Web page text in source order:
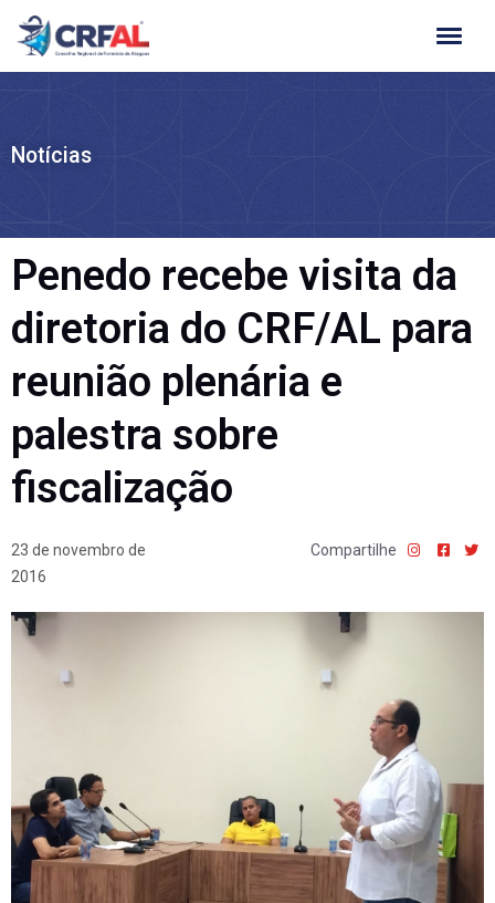
Ir
para
Notícias
Penedo recebe visita da
diretoria do CRF/AL para
reunião plenária e
palestra sobre
fiscalização
23 de novembro de
2016
Compartilhe